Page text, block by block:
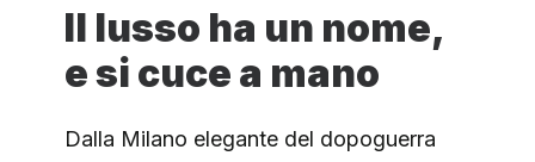
Il lusso ha un nome,
e si cuce a mano
Dalla Milano elegante del dopoguerra